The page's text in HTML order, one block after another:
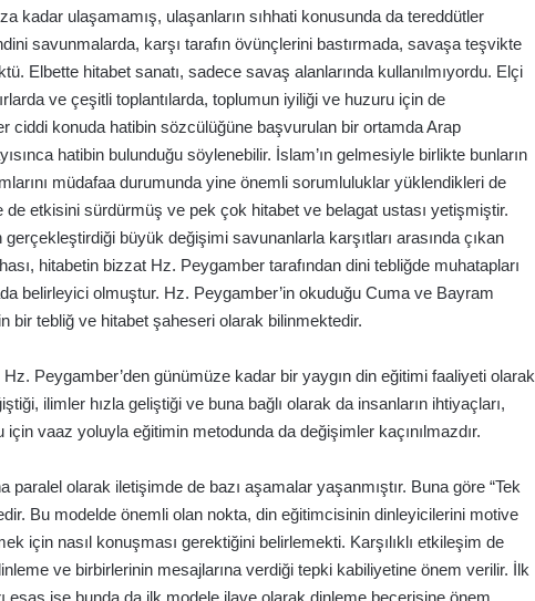
kadar ulaşamamış, ulaşanların sıhhati konusunda da tereddütler
savunmalarda, karşı tarafın övünçlerini bastırmada, savaşa teşvikte
Elbette hitabet sanatı, sadece savaş alanlarında kullanılmıyordu. Elçi
ve çeşitli toplantılarda, toplumun iyiliği ve huzuru için de
ciddi konuda hatibin sözcülüğüne başvurulan bir ortamda Arap
hatibin bulunduğu söylenebilir. İslam’ın gelmesiyle birlikte bunların
müdafaa durumunda yine önemli sorumluluklar yüklendikleri de
de etkisini sürdürmüş ve pek çok hitabet ve belagat ustası yetişmiştir.
büyük değişimi savunanlarla karşıtları arasında çıkan
hitabetin bizzat Hz. Peygamber tarafından dini tebliğde muhatapları
belirleyici olmuştur. Hz. Peygamber’in okuduğu Cuma ve Bayram
bir tebliğ ve hitabet şaheseri olarak bilinmektedir.
Peygamber’den günümüze kadar bir yaygın din eğitimi faaliyeti olarak
ilimler hızla geliştiği ve buna bağlı olarak da insanların ihtiyaçları,
vaaz yoluyla eğitimin metodunda da değişimler kaçınılmazdır.
olarak iletişimde de bazı aşamalar yaşanmıştır. Buna göre “Tek
Bu modelde önemli olan nokta, din eğitimcisinin dinleyicilerini motive
için nasıl konuşması gerektiğini belirlemekti. Karşılıklı etkileşim de
ve birbirlerinin mesajlarına verdiği tepki kabiliyetine önem verilir. İlk